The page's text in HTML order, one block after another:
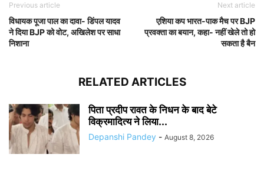
Previous article
विधायक पूजा पाल का दावा- डिंपल यादव
ने दिया BJP को वोट, अखिलेश पर साधा
निशाना
Next article
एशिया कप भारत-पाक मैच पर BJP
प्रवक्ता का बयान, कहा- नहीं खेले तो हो
सकता है बैन
RELATED ARTICLES
पिता प्रदीप रावत के निधन के बाद बेटे
विक्रमादित्य ने लिया...
Depanshi Pandey - August 8, 2026